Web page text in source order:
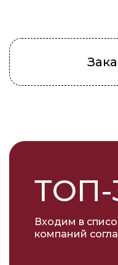
ТОП-
Входим в
компаний